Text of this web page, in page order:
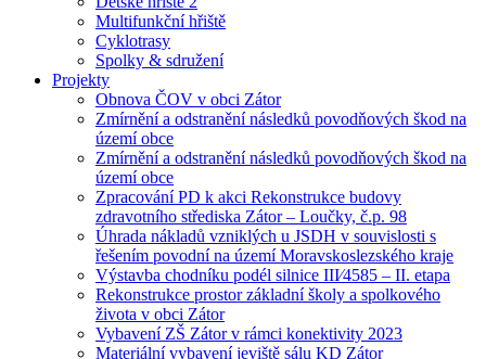
Multifunkční hřiště
Cyklotrasy
Spolky & sdružení
Projekty
Obnova ČOV v obci Zátor
Zmírnění a odstranění následků povodňových škod na
území obce
Zmírnění a odstranění následků povodňových škod na
území obce
Zpracování PD k akci Rekonstrukce budovy
zdravotního střediska Zátor – Loučky, č.p. 98
Úhrada nákladů vzniklých u JSDH v souvislosti s
řešením povodní na území Moravskoslezského kraje
Výstavba chodníku podél silnice III⁄4585 – II. etapa
Rekonstrukce prostor základní školy a spolkového
života v obci Zátor
Vybavení ZŠ Zátor v rámci konektivity 2023
Materiální vybavení jeviště sálu KD Zátor